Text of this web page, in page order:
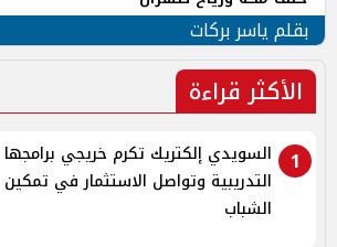
بقلم ياسر بركات
الأكثر قراءة
1
السويدي إلكتريك تكرم خريجي برامجها
التدريبية وتواصل الاستثمار في تمكين
الشباب